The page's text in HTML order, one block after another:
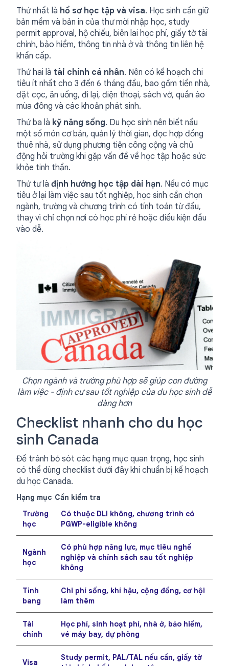
Thứ nhất là hồ sơ học tập và visa. Học sinh cần giữ
bản mềm và bản in của thư mời nhập học, study
permit approval, hộ chiếu, biên lai học phí, giấy tờ tài
chính, bảo hiểm, thông tin nhà ở và thông tin liên hệ
khẩn cấp.
Thứ hai là tài chính cá nhân. Nên có kế hoạch chi
tiêu ít nhất cho 3 đến 6 tháng đầu, bao gồm tiền nhà,
đặt cọc, ăn uống, đi lại, điện thoại, sách vở, quần áo
mùa đông và các khoản phát sinh.
Thứ ba là kỹ năng sống. Du học sinh nên biết nấu
một số món cơ bản, quản lý thời gian, đọc hợp đồng
thuê nhà, sử dụng phương tiện công cộng và chủ
động hỏi trường khi gặp vấn đề về học tập hoặc sức
khỏe tinh thần.
Thứ tư là định hướng học tập dài hạn. Nếu có mục
tiêu ở lại làm việc sau tốt nghiệp, học sinh cần chọn
ngành, trường và chương trình có tính toán từ đầu,
thay vì chỉ chọn nơi có học phí rẻ hoặc điều kiện đầu
vào dễ.
Chọn ngành và trường phù hợp sẽ giúp con đường
làm việc - định cư sau tốt nghiệp của du học sinh dễ
dàng hơn
Checklist nhanh cho du học
sinh Canada
Để tránh bỏ sót các hạng mục quan trọng, học sinh
có thể dùng checklist dưới đây khi chuẩn bị kế hoạch
du học Canada.
Hạng mục Cần kiểm tra
Trường
học
Có thuộc DLI không, chương trình có
PGWP-eligible không
Ngành
học
Có phù hợp năng lực, mục tiêu nghề
nghiệp và chính sách sau tốt nghiệp
không
Tỉnh
bang
Chi phí sống, khí hậu, cộng đồng, cơ hội
làm thêm
Tài
chính
Học phí, sinh hoạt phí, nhà ở, bảo hiểm,
vé máy bay, dự phòng
Visa
Study permit, PAL/TAL nếu cần, giấy tờ